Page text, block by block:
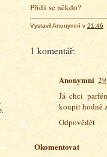
Přidá se někdo?
VystavilAnonymní v 21:46
1 komentář:
Anonymní
Já chci
koupit hodně
Odpovědět
Okomentovat